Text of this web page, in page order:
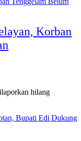
Korban
hilang